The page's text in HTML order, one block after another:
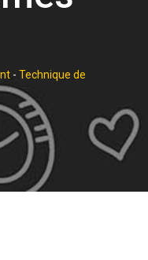
- Technique de